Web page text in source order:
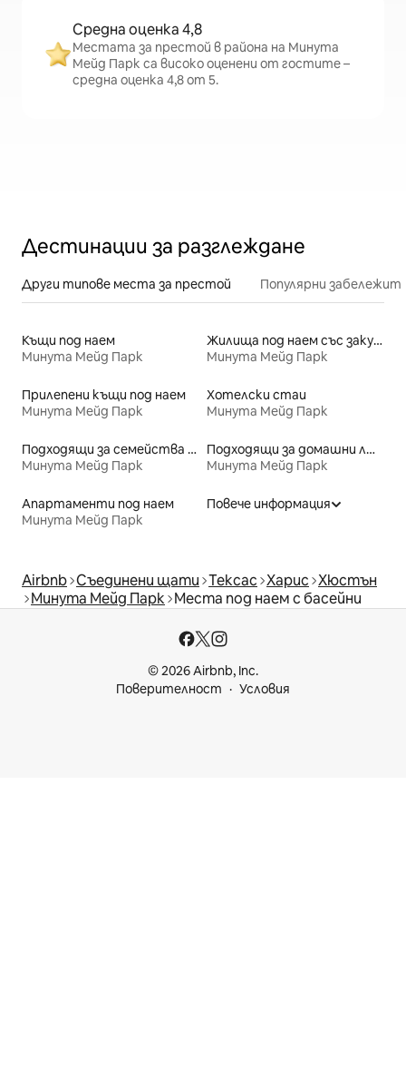
Средна оценка 4,8
Местата за престой в района на Минута
Мейд Парк са високо оценени от гостите –
средна оценка 4,8 от 5.
Дестинации за разглеждане
Други типове места за престой Популярни
Къщи под наем
Минута Мейд Парк
Жилища под наем със закуска
Минута Мейд Парк
Прилепени къщи под наем
Минута Мейд Парк
Хотелски стаи
Минута Мейд Парк
Подходящи за семейства места под наем
Минута Мейд Парк
Подходящи за домашни любимци места под наем
Минута Мейд Парк
Апартаменти под наем
Минута Мейд Парк
Повече информация
Airbnb Съединени щати Тексас Харис Хюстън
Минута Мейд Парк Места под наем с басейни
© 2026 Airbnb, Inc.
Поверителност
Условия